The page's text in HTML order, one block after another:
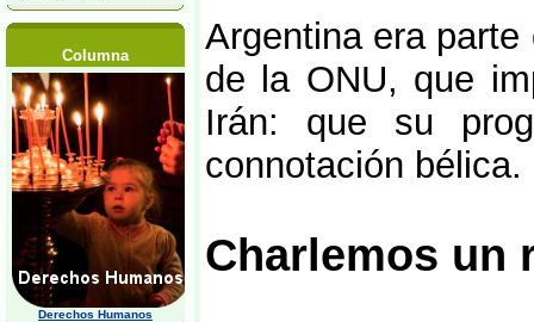
Columna
Derechos Humanos
Argentina era
de la ONU, que
Irán: que su
connotación bélica.
Charlemos un